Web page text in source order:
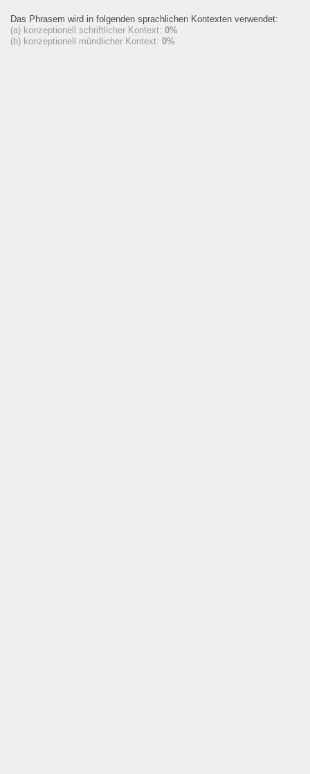
Das Phrasem wird in folgenden sprachlichen Kontexten verwendet:
(a) konzeptionell schriftlicher Kontext: 0%
(b) konzeptionell mündlicher Kontext: 0%